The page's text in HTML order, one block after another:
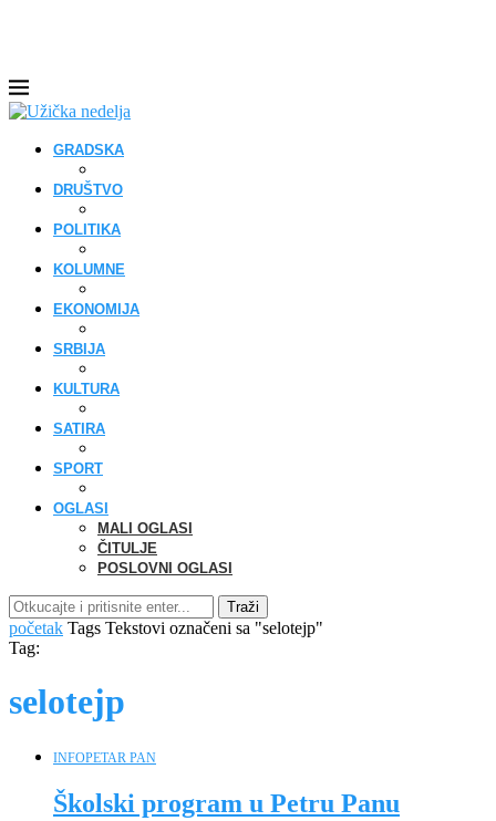
GRADSKA
DRUŠTVO
POLITIKA
KOLUMNE
EKONOMIJA
SRBIJA
KULTURA
SATIRA
SPORT
OGLASI
MALI OGLASI
ČITULJE
POSLOVNI OGLASI
Traži
početak Tags Tekstovi označeni sa "selotejp"
Tag:
selotejp
INFOPETAR PAN
Školski program u Petru Panu